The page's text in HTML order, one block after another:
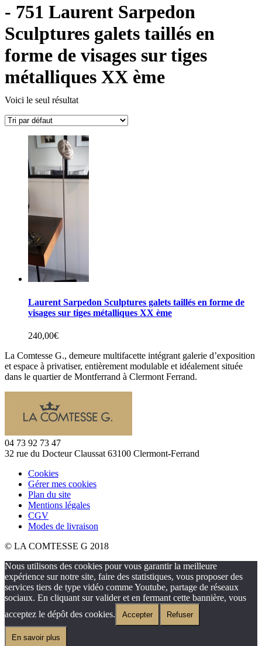
- 751 Laurent Sarpedon
Sculptures galets taillés en
forme de visages sur tiges
métalliques XX ème
Voici le seul résultat
Laurent Sarpedon Sculptures galets taillés en forme de
visages sur tiges métalliques XX ème
240,00€
La Comtesse G., demeure multifacette intégrant galerie d’exposition
et espace à privatiser, entièrement modulable et idéalement située
dans le quartier de Montferrand à Clermont Ferrand.
04 73 92 73 47
32 rue du Docteur Claussat 63100 Clermont-Ferrand
Cookies
Gérer mes cookies
Plan du site
Mentions légales
CGV
Modes de livraison
© LA COMTESSE G 2018
Nous utilisons des cookies pour vous garantir la meilleure
expérience sur notre site, faire des statistiques, vous proposer des
services tiers de type vidéo comme Youtube, partage de réseaux
sociaux. En cliquant sur valider et en fermant cette bannière, vous
acceptez le dépôt des cookies.
Accepter Refuser
En savoir plus